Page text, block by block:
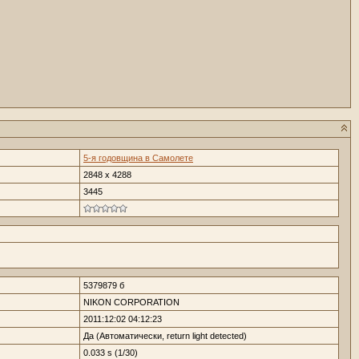
5-я годовщина в Самолете
2848 x 4288
3445
5379879 б
NIKON CORPORATION
2011:12:02 04:12:23
Да (Автоматически, return light detected)
0.033 s (1/30)